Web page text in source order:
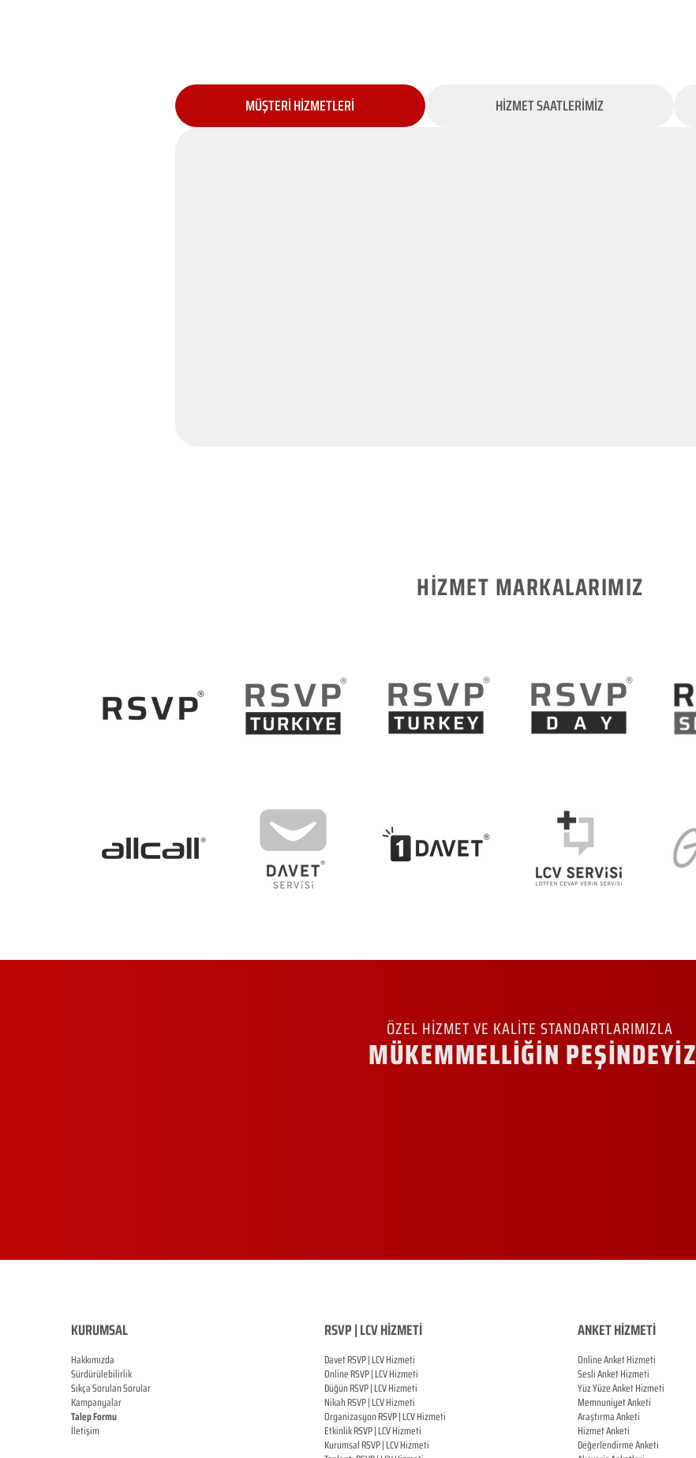
MÜŞTERİ HİZMETLERİ HİZMET SAATLERİMİZ
HİZMET MARKALARIMIZ
ÖZEL HİZMET VE KALİTE STANDARTLARIMIZLA
MÜKEMMELLİĞİN PEŞİNDEYİZ
KURUMSAL
Hakkımızda
Sürdürülebilirlik
Sıkça Sorulan Sorular
Kampanyalar
Talep Formu
İletişim
RSVP | LCV HİZMETİ
Davet RSVP | LCV Hizmeti
OnlineRSVP |LCV Hizmeti
DüğünRSVP |LCV Hizmeti
NikahRSVP |LCV Hizmeti
OrganizasyonRSVP |LCV Hizmeti
EtkinlikRSVP |LCV Hizmeti
KurumsalRSVP |LCV Hizmeti
ANKET HİZMETİ
Online Anket Hizmeti
Sesli Anket Hizmeti
Yüz Yüze Anket Hizmeti
Memnuniyet Anketi
Araştırma Anketi
Hizmet Anketi
Değerlendirme Anketi